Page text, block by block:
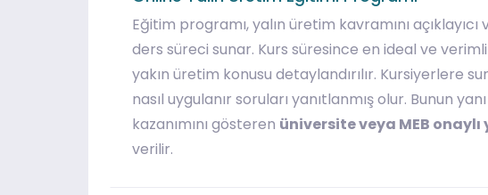
Eğitim programı, yalın üretim kavramını açıklayıcı
ders süreci sunar. Kurs süresince en ideal ve
yakın üretim konusu detaylandırılır. Kursiyerlere
nasıl uygulanır soruları yanıtlanmış olur. Bunun
kazanımını gösteren üniversite veya MEB
verilir.